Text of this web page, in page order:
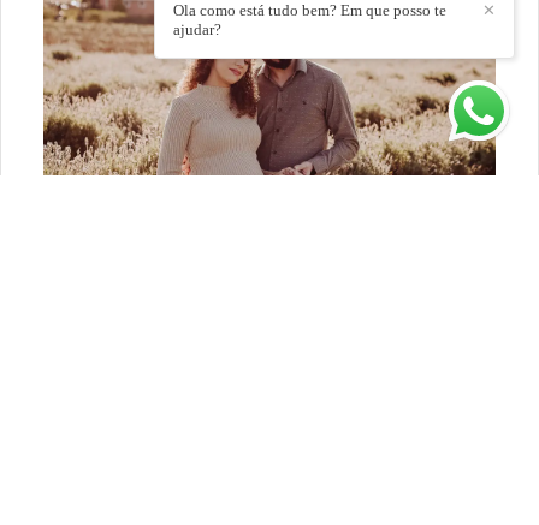
✕
Ola como está tudo bem? Em que posso te
ajudar?